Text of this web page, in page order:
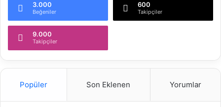
3.000
Beğeniler
600
Takipçiler
9.000
Takipçiler
Popüler Son Eklenen Yorumlar